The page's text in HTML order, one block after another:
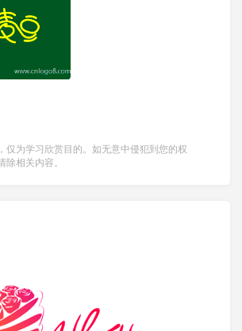
仅为学习欣赏目的。如无意中侵犯到您的权
相关内容。